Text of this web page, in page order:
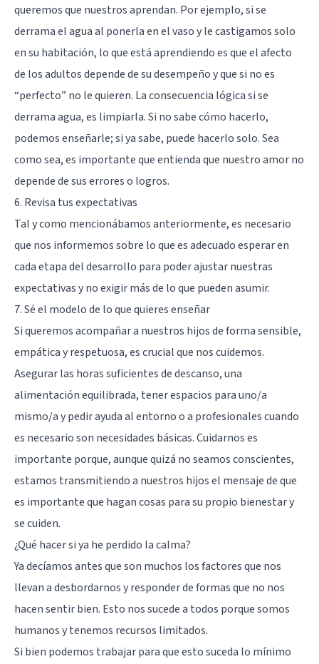
queremos que nuestros aprendan. Por ejemplo, si se
derrama el agua al ponerla en el vaso y le castigamos solo
en su habitación, lo que está aprendiendo es que el afecto
de los adultos depende de su desempeño y que si no es
“perfecto” no le quieren. La consecuencia lógica si se
derrama agua, es limpiarla. Si no sabe cómo hacerlo,
podemos enseñarle; si ya sabe, puede hacerlo solo. Sea
como sea, es importante que entienda que nuestro amor no
depende de sus errores o logros.
6. Revisa tus expectativas
Tal y como mencionábamos anteriormente, es necesario
que nos informemos sobre lo que es adecuado esperar en
cada etapa del desarrollo para poder ajustar nuestras
expectativas y no exigir más de lo que pueden asumir.
7. Sé el modelo de lo que quieres enseñar
Si queremos acompañar a nuestros hijos de forma sensible,
empática y respetuosa, es crucial que nos cuidemos.
Asegurar las horas suficientes de descanso, una
alimentación equilibrada, tener espacios para uno/a
mismo/a y pedir ayuda al entorno o a profesionales cuando
es necesario son necesidades básicas. Cuidarnos es
importante porque, aunque quizá no seamos conscientes,
estamos transmitiendo a nuestros hijos el mensaje de que
es importante que hagan cosas para su propio bienestar y
se cuiden.
¿Qué hacer si ya he perdido la calma?
Ya decíamos antes que son muchos los factores que nos
llevan a desbordarnos y responder de formas que no nos
hacen sentir bien. Esto nos sucede a todos porque somos
humanos y tenemos recursos limitados.
Si bien podemos trabajar para que esto suceda lo mínimo